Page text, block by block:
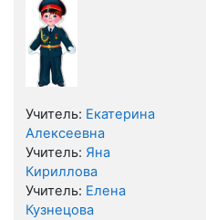
Учитель: Екатерина
Алексеевна
Учитель: Яна
Кириллова
Учитель: Елена
Кузнецова